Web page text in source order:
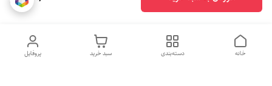
پروفایل سبد خرید دسته‌بندی خانه